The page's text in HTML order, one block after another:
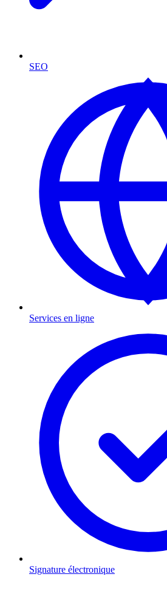
SEO
Services en ligne
Signature électronique